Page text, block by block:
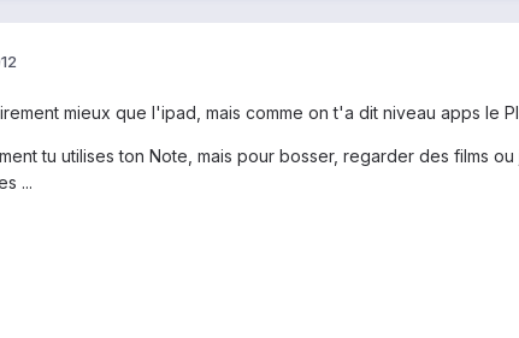
mieux que l'ipad, mais comme on t'a dit niveau apps le
tu utilises ton Note, mais pour bosser, regarder des films
...